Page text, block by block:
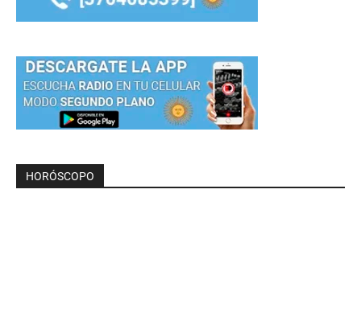
HORÓSCOPO